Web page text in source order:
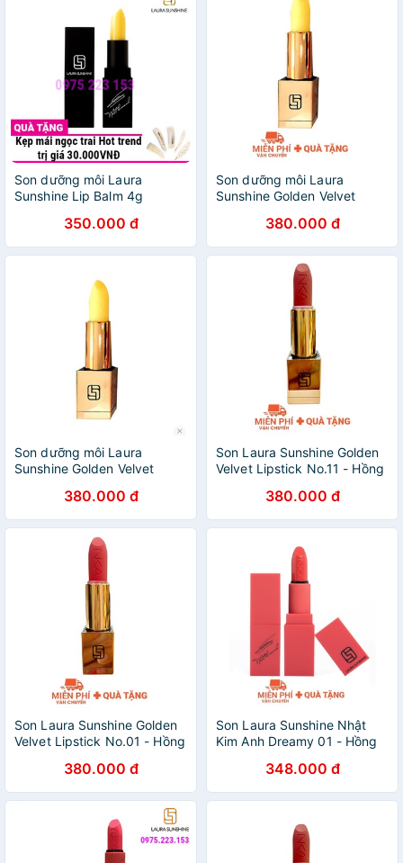
Son dưỡng môi Laura
Sunshine Lip Balm 4g
350.000 đ
Son dưỡng môi Laura
Sunshine Golden Velvet
380.000 đ
Son dưỡng môi Laura
Sunshine Golden Velvet
380.000 đ
Son Laura Sunshine Golden
Velvet Lipstick No.11 - Hồng
380.000 đ
Son Laura Sunshine Golden
Velvet Lipstick No.01 - Hồng
380.000 đ
Son Laura Sunshine Nhật
Kim Anh Dreamy 01 - Hồng
348.000 đ